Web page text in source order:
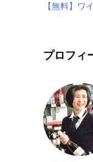
【無料】ワ
プロフィ